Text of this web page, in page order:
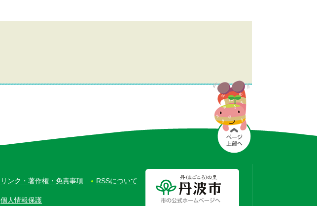
リンク・著作権・免責事項 RSSについて
個人情報保護